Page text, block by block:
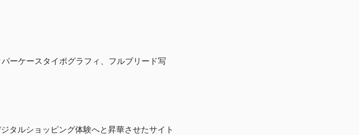
Neue", Helvetica, Arial, sans-serif
sans-serif
monospace
ーケースタイポグラフィ、フルブリード写
タルショッピング体験へと昇華させたサイト